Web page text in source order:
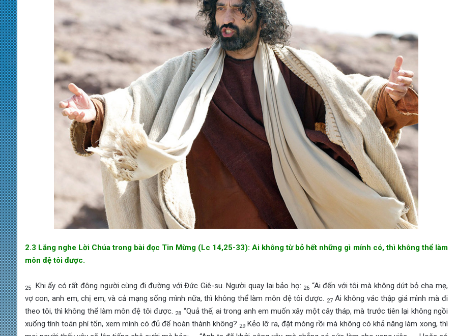
2.3 Lắng nghe Lời Chúa trong bài đọc Tin Mừng (Lc 14,25-33): Ai không từ bỏ hết những gì mính có, thì không thể làm
môn đệ tôi được.
25Khi ấy có rất đông người cùng đi đường với Đức Giê-su. Người quay lại bảo họ: 26 “Ai đến với tôi mà không dứt bỏ cha mẹ,
vợ con, anh em, chị em, và cả mạng sống mình nữa, thì không thể làm môn đệ tôi được. 27Ai không vác thập giá mình mà đi
theo tôi, thì không thể làm môn đệ tôi được. 28 “Quả thế, ai trong anh em muốn xây một cây tháp, mà trước tiên lại không ngồi
xuống tính toán phí tổn, xem mình có đủ để hoàn thành không? 29 Kẻo lỡ ra, đặt móng rồi mà không có khả năng làm xong, thì